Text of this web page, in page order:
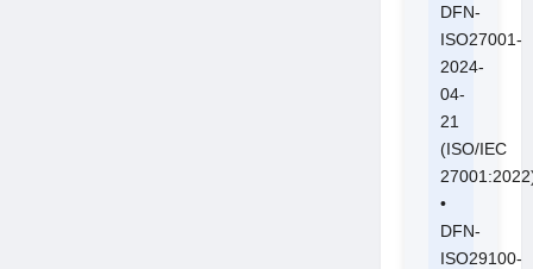
DFN-
ISO27001-
2024-
04-
21
(ISO/IEC
•
DFN-
ISO29100-